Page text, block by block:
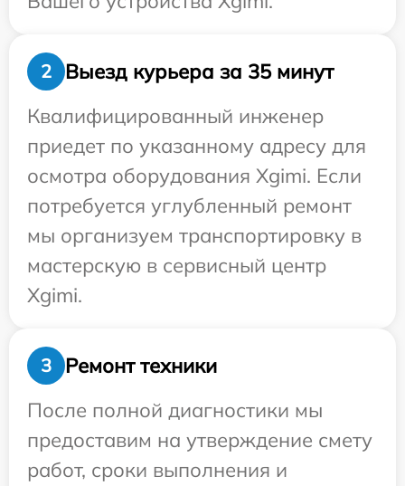
2
Выезд курьера за 35 минут
Квалифицированный инженер
приедет по указанному адресу для
осмотра оборудования Xgimi. Если
потребуется углубленный ремонт
мы организуем транспортировку в
мастерскую в сервисный центр
Xgimi.
3
Ремонт техники
После полной диагностики мы
предоставим на утверждение смету
работ, сроки выполнения и